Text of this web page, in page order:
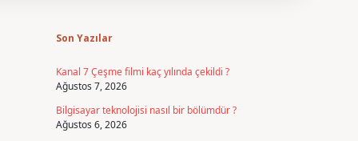
Son Yazılar
Kanal 7 Çeşme filmi kaç yılında çekildi ?
Ağustos 7, 2026
Bilgisayar teknolojisi nasıl bir bölümdür ?
Ağustos 6, 2026